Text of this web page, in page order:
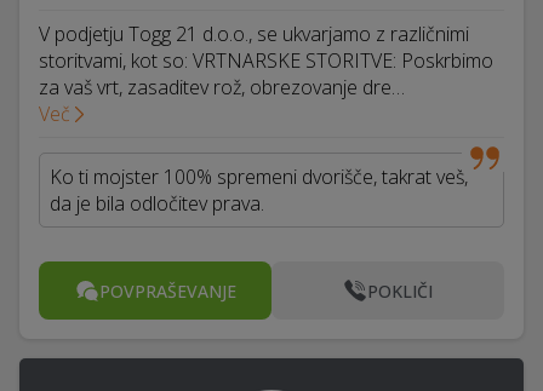
V podjetju Togg 21 d.o.o., se ukvarjamo z različnimi
storitvami, kot so: VRTNARSKE STORITVE: Poskrbimo
za vaš vrt, zasaditev rož, obrezovanje dre…
Več
Ko ti mojster 100% spremeni dvorišče, takrat veš,
da je bila odločitev prava.
POVPRAŠEVANJE POKLIČI